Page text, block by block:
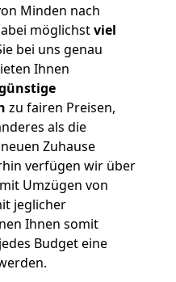
Minden nach
möglichstviel
bei uns genau
Ihnen
zu fairen Preisen,
als die
Zuhause
verfügen wir über
Umzügen von
jeglicher
Ihnen somit
Budget eine